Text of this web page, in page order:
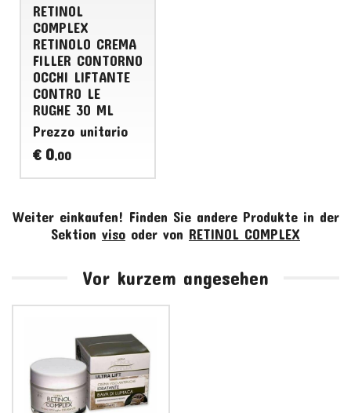
RETINOL
COMPLEX
RETINOLO CREMA
FILLER CONTORNO
OCCHI LIFTANTE
CONTRO LE
RUGHE 30 ML
Prezzo unitario
€ 0,00
Weiter einkaufen! Finden Sie andere Produkte in der
Sektion viso oder von RETINOL COMPLEX
Vor kurzem angesehen